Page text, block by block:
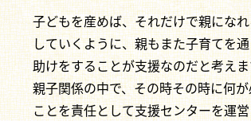
子どもを産めば、それだけで親にな
していくように、親もまた子育てを
助けをすることが支援なのだと考え
親子関係の中で、その時その時に何
ことを責任として支援センターを運